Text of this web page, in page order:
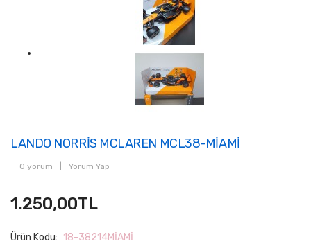
LANDO NORRİS MCLAREN MCL38-MİAMİ
0 yorum Yorum Yap
1.250,00TL
Ürün Kodu: 18-38214MİAMİ